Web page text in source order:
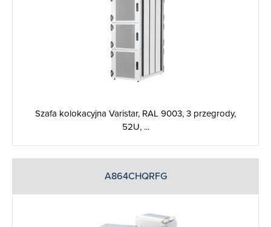
Szafa kolokacyjna Varistar, RAL 9003, 3 przegrody,
52U, ...
A864CHQRFG